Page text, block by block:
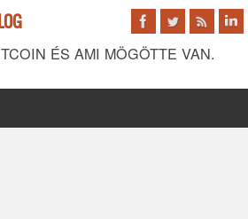
ÉS AMI MÖGÖTTE VAN.